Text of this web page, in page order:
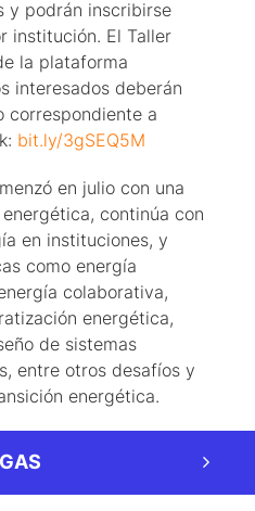
y podrán inscribirse
institución. El Taller
la plataforma
interesados deberán
correspondiente a
bit.ly/3gSEQ5M
en julio con una
continúa con
en instituciones, y
como energía
colaborativa,
energética,
de sistemas
entre otros desafíos y
energética.